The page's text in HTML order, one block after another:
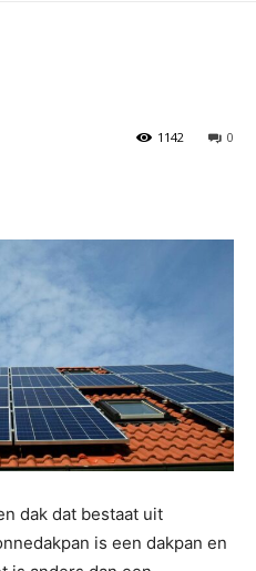
0
1142
dak dat bestaat uit
is een dakpan en